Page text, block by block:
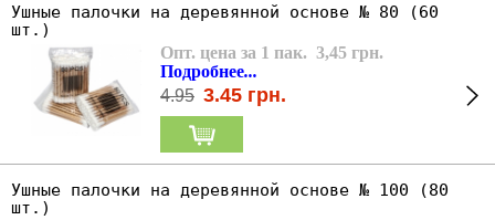
Ушные палочки на деревянной основе № 80 (60
шт.)
Опт. цена за 1 пак. 3,45 грн.
Подробнее...
4.95 3.45 грн.
Ушные палочки на деревянной основе № 100 (80
шт.)